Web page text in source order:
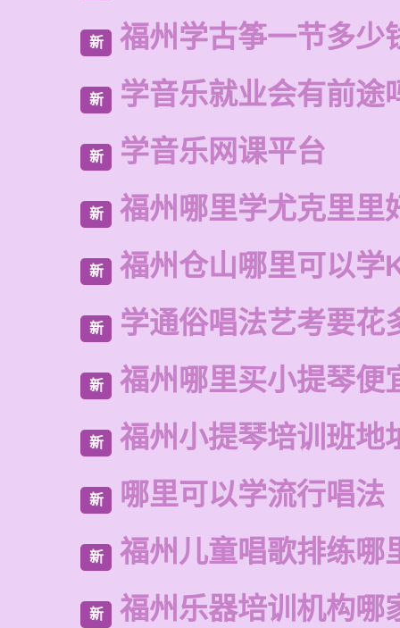
新 福州学古筝一节多少
新 学音乐就业会有前途
新 学音乐网课平台
新 福州哪里学尤克里里
新 福州仓山哪里可以学
新 学通俗唱法艺考要花
新 福州哪里买小提琴便
新 福州小提琴培训班地
新 哪里可以学流行唱法
新 福州儿童唱歌排练哪
新 福州乐器培训机构哪